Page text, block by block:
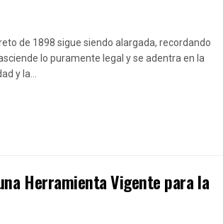
de 1898 sigue siendo alargada, recordando
lo puramente legal y se adentra en la
y la...
Herramienta Vigente para la